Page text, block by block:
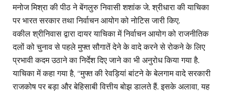
मनोज मिश्रा की पीठ ने बेंगलुरु निवासी शशांक जे. श्रीधारा की याचिका
पर भारत सरकार तथा निर्वाचन आयोग को नोटिस जारी किए.
वकील श्रीनिवास द्वारा दायर याचिका में निर्वाचन आयोग को राजनीतिक
दलों को चुनाव से पहले मुफ्त सौगातें देने के वादे करने से रोकने के लिए
प्रभावी कदम उठाने का निर्देश दिए जाने का भी अनुरोध किया गया है.
याचिका में कहा गया है, ‘‘मुफ्त की रेवड़ियां बांटने के बेलगाम वादे सरकारी
राजकोष पर बड़ा और बेहिसाबी वित्तीय बोझ डालते हैं. इसके अलावा, यह